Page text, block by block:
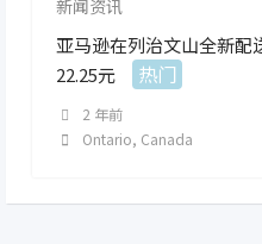
新闻资讯
亚马逊在列治文山全新配
22.25元
热门
2 年前
Ontario, Canada